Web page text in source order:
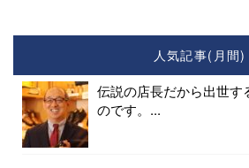
人気記事(月間)
伝説の店長だから出世す
のです。...